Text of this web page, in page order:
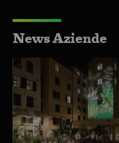
News Aziende